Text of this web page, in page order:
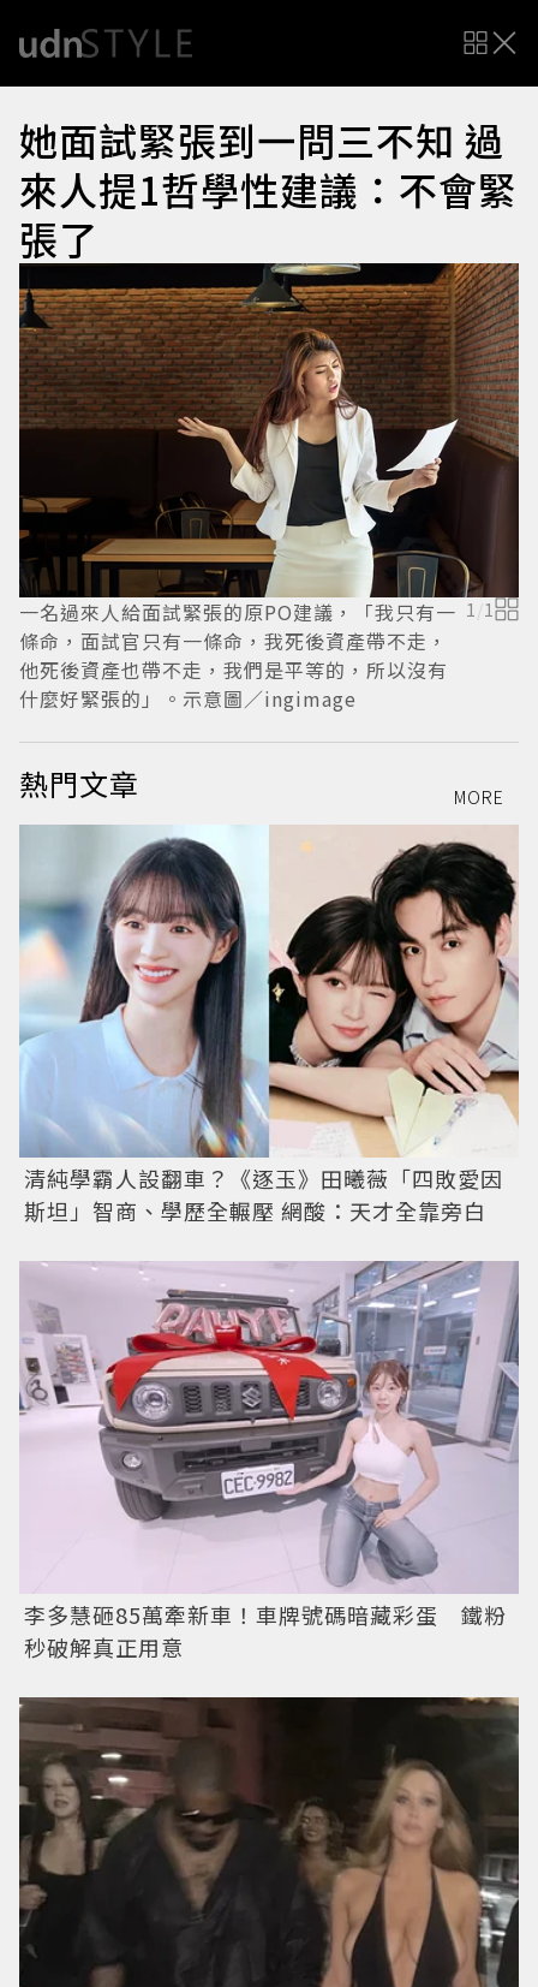
她面試緊張到一問三不知 過
來人提1哲學性建議：不會緊
張了
一名過來人給面試緊張的原PO建議，「我只有一
條命，面試官只有一條命，我死後資產帶不走，
他死後資產也帶不走，我們是平等的，所以沒有
什麼好緊張的」。示意圖／ingimage
1 /1
熱門文章 MORE
清純學霸人設翻車？《逐玉》田曦薇「四敗愛因
斯坦」智商、學歷全輾壓 網酸：天才全靠旁白
李多慧砸85萬牽新車！車牌號碼暗藏彩蛋 鐵粉
秒破解真正用意